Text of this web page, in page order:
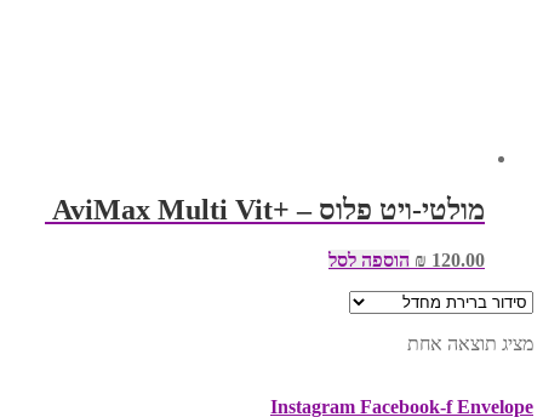
מולטי-ויט פלוס – +AviMax Multi Vit
₪ 120.00 הוספה לסל
מציג תוצאה אחת
Instagram Facebook-f Envelope